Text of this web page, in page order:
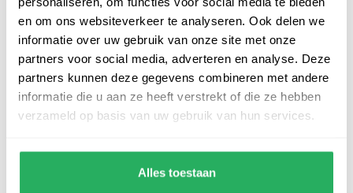
en om ons websiteverkeer te analyseren. Ook delen we
informatie over uw gebruik van onze site met onze
partners voor social media, adverteren en analyse. Deze
partners kunnen deze gegevens combineren met andere
informatie die u aan ze heeft verstrekt of die ze hebben
verzameld op basis van uw gebruik van hun services.
Alles toestaan
De afwerking van onze vlaggen is van hoge kwaliteit. Ze zijn
voorzien van een sterke kopband en een dubbele stiknaad, wat
bijdraagt aan hun duurzaamheid en stevigheid. Wij bieden de
vlag vanWitmarsum - Wytmarsum (fr)aan in verschillende
afmetingen, namelijk 40x60 cm, 70x100 cm, 100x150 cm,
maat voor jouw specifieke toepassing